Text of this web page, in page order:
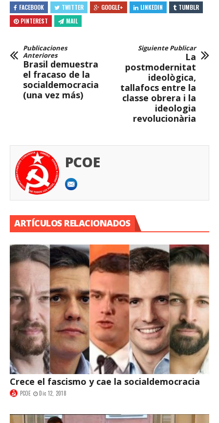
FACEBOOK TWITTER GOOGLE+ LINKEDIN
TUMBLR
PINTEREST
MAIL
Publicaciones
Anteriores
Brasil demuestra
el fracaso de la
socialdemocracia
(una vez más)
Siguiente Publicar
La
postmodernitat
ideològica,
tallafocs entre la
classe obrera i la
ideologia
revolucionària
PCOE
ARTÍCULOS RELACIONADOS
Crece el fascismo y cae la socialdemocracia
PCOE Dic 12, 2018